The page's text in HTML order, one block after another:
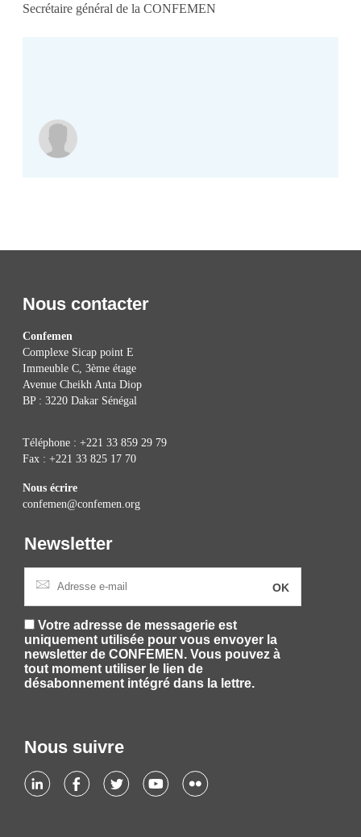
Secrétaire général de la CONFEMEN
Nous contacter
Confemen
Complexe Sicap point E
Immeuble C, 3ème étage
Avenue Cheikh Anta Diop
BP : 3220 Dakar Sénégal
Téléphone : +221 33 859 29 79
Fax : +221 33 825 17 70
Nous écrire
confemen@confemen.org
Newsletter
Votre adresse de messagerie est
uniquement utilisée pour vous envoyer la
newsletter de CONFEMEN. Vous pouvez à
tout moment utiliser le lien de
désabonnement intégré dans la lettre.
Nous suivre